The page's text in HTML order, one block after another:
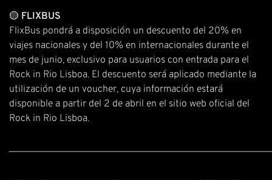
🟡 FLIXBUS
FlixBus pondrá a disposición un descuento del 20% en
viajes nacionales y del 10% en internacionales durante el
mes de junio, exclusivo para usuarios con entrada para el
Rock in Rio Lisboa. El descuento será aplicado mediante la
utilización de un voucher, cuya información estará
disponible a partir del 2 de abril en el sitio web oficial del
Rock in Rio Lisboa.